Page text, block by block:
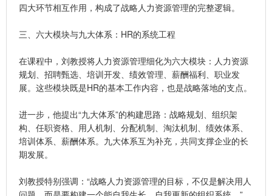
四大环节相互作用，构成了战略人力资源管理的完整逻辑。
三、六大模块与九大体系：HR的系统工程
在课程中，刘教授将人力资源管理细化为六大模块：人力资源
规划、招聘甄选、培训开发、绩效管理、薪酬福利、职业发
展。这些模块既是HR的基本工作内容，也是战略落地的支点。
进一步，他提出“九大体系”的构建思路：战略规划、组织架
构、任职资格、用人机制、分配机制、淘汰机制、绩效体系、
培训体系、薪酬体系。九大体系互为补充，共同支撑企业的长
期发展。
刘教授特别强调：“战略人力资源管理的目标，不仅是解决用人